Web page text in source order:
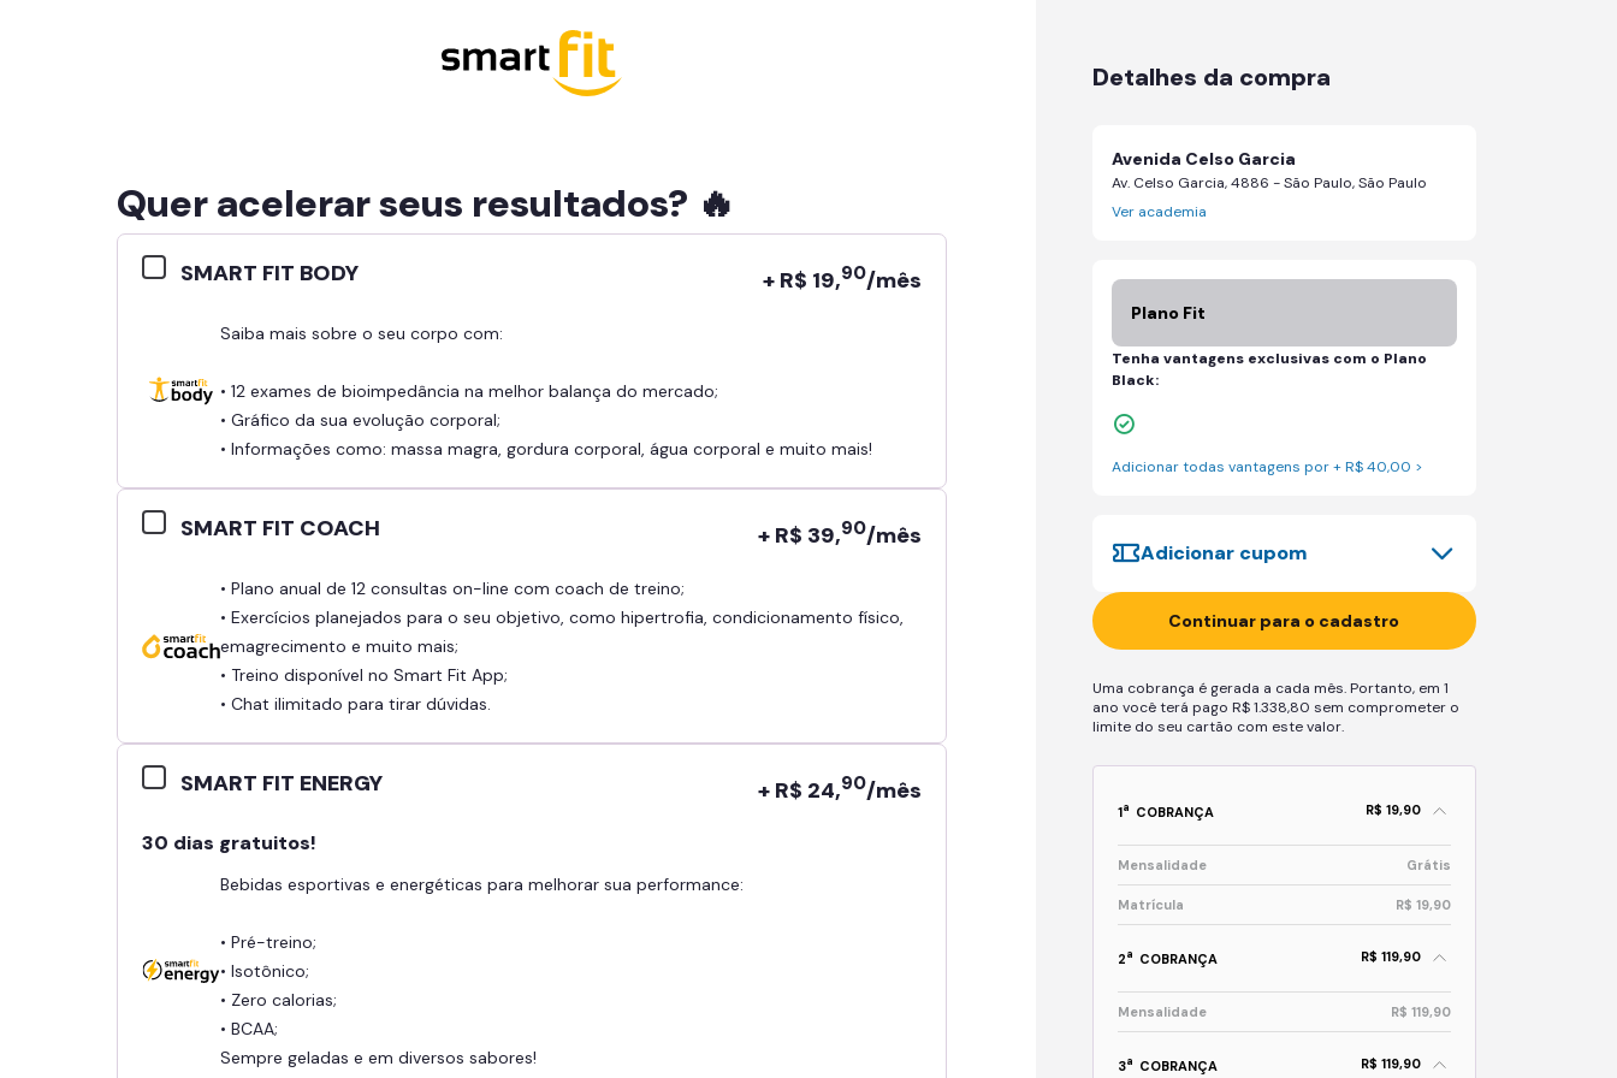
Quer acelerar seus resultados? 🔥
SMART FIT BODY + R$ 19,90/mês
Saiba mais sobre o seu corpo com:
• 12 exames de bioimpedância na melhor balança do mercado;
• Gráfico da sua evolução corporal;
• Informações como: massa magra, gordura corporal, água corporal e muito mais!
SMART FIT COACH + R$ 39,90/mês
• Plano anual de 12 consultas on-line com coach de treino;
• Exercícios planejados para o seu objetivo, como hipertrofia, condicionamento físico,
emagrecimento e muito mais;
• Treino disponível no Smart Fit App;
• Chat ilimitado para tirar dúvidas.
SMART FIT ENERGY + R$ 24,90/mês
30 dias gratuitos!
Bebidas esportivas e energéticas para melhorar sua performance:
• Pré-treino;
• Isotônico;
• Zero calorias;
• BCAA;
Sempre geladas e em diversos sabores!
Detalhes da compra
Avenida Celso Garcia
Av. Celso Garcia, 4886 - São Paulo, São Paulo
Ver academia
Plano Fit
Tenha vantagens exclusivas com o Plano
Black:
Adicionar todas vantagens por + R$ 40,00 >
Adicionar cupom
Continuar para o cadastro
Uma cobrança é gerada a cada mês. Portanto, em 1
ano você terá pago R$ 1.338,80 sem comprometer o
limite do seu cartão com este valor.
1a COBRANÇA R$ 19,90
Mensalidade Grátis
Matrícula R$ 19,90
2a COBRANÇA R$ 119,90
Mensalidade R$ 119,90
3a COBRANÇA R$ 119,90